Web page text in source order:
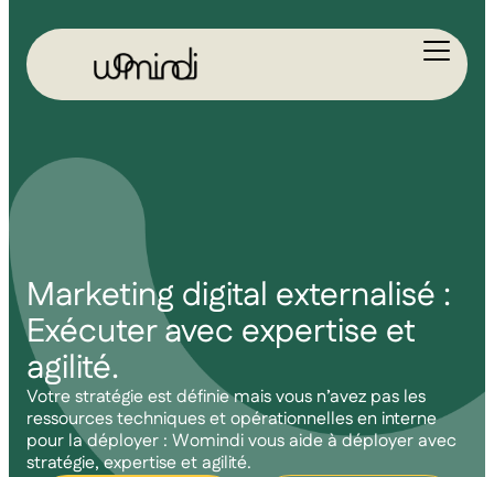
Marketing digital externalisé :
Exécuter avec expertise et
agilité.
Votre stratégie est définie mais vous n’avez pas les
ressources techniques et opérationnelles en interne
pour la déployer : Womindi vous aide à déployer avec
stratégie, expertise et agilité.